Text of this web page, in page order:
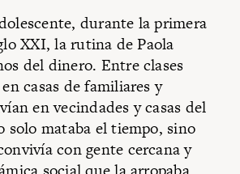
durante la primera
XXI, la rutina de Paola
del dinero. Entre clases
casas de familiares y
en vecindades y casas del
solo mataba el tiempo, sino
con gente cercana y